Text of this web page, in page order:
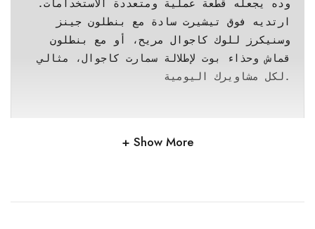
قماش وحذاء بوت لإطلالة سمارت كاجوال، مثالي
لكل مشاويرك اليومية.
Show More